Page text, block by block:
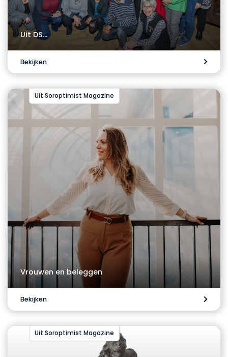
Uit DS…
Bekijken
Uit Soroptimist Magazine
Vrouwen en beleggen
Bekijken
Uit Soroptimist Magazine